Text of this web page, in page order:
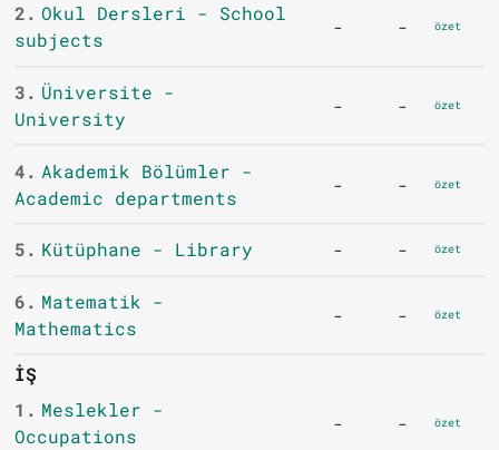
2. Okul Dersleri - School
subjects
- - özet
3. Üniversite -
University
- - özet
4. Akademik Bölümler -
Academic departments
- - özet
5. Kütüphane - Library - - özet
6. Matematik -
Mathematics
- - özet
İŞ
1. Meslekler -
Occupations
- - özet